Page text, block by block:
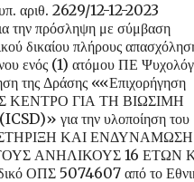
αριθ. 2629/12-12-2023
την πρόσληψη με σύμβαση
δικαίου πλήρους
ενός (1) ατόμου ΠΕ
της Δράσης ««Επιχορήγηση
ΚΕΝΤΡΟ ΓΙΑ ΤΗ ΒΙΩΣΙΜΗ
για την υλοποίηση του
ΚΑΙ ΕΝΔΥΝΑΜΩΣΗ
ΑΝΗΛΙΚΟΥΣ 16 ΕΤΩΝ
ΟΠΣ 5074607 από το